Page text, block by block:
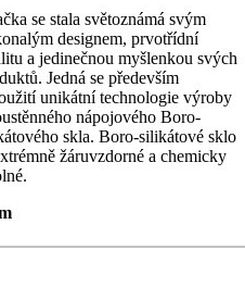
se stala světoznámá svým
designem, prvotřídní
a jedinečnou myšlenkou svých
Jedná se především
unikátní technologie výroby
nápojového Boro-
skla. Boro-silikátové sklo
žáruvzdorné a chemicky